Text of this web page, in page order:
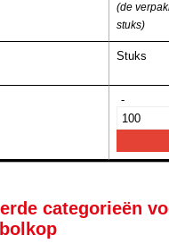
(de
stuks)
Stuks
-
categorieën